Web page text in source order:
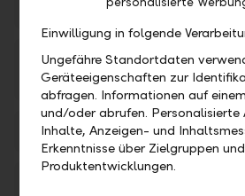
2025 164. Geschäftsbericht
Zahlen und Fakten der LLB-
Dezember 2025 PDF
Die LLB, ein einzigartiges
Einwilligung in folgende
Ungefähre Standortdaten
Geräteeigenschaften zur
abfragen. Informationen auf
und/oder abrufen. Personalisierte
Inhalte, Anzeigen- und
Erkenntnisse über Zielgruppen und
Produktentwicklungen.